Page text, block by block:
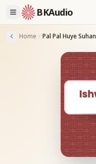
BKAudio
Home Pal Pal Huye